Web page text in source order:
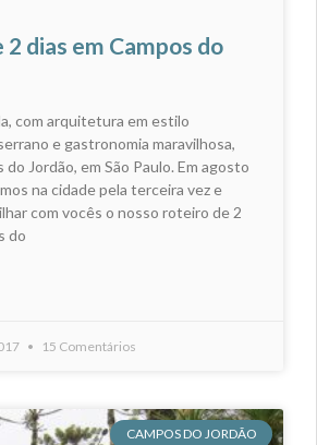
dias em Campos do
com arquitetura em estilo
e gastronomia maravilhosa,
do Jordão, em São Paulo. Em agosto
na cidade pela terceira vez e
com vocês o nosso roteiro de 2
do
15 Comentários
CAMPOS DO JORDÃO